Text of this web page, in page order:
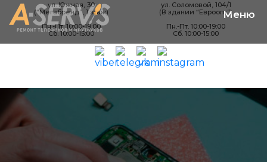
ул. Южная, 30
(“Мегабренд”, 1 этаж)
Пн.-Пт. 10:00-19:00
Сб. 10:00-15:00
ул. Соломовой, 104/1
(В здании “Евроопт”)
Пн.-Пт. 10:00-19:00
Сб. 10:00-15:00